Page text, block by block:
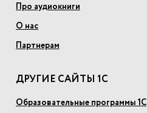
Про аудиокниги
О нас
Партнерам
ДРУГИЕ САЙТЫ 1С
Образовательные программы 1С